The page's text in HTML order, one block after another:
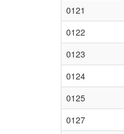
0121
0122
0123
0124
0125
0127